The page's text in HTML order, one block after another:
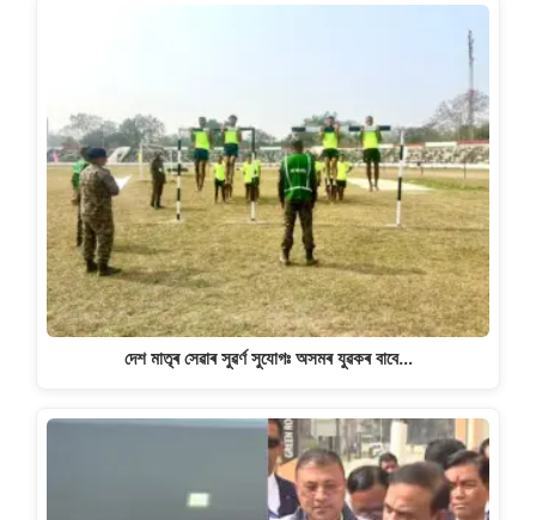
দেশ মাতৃৰ সেৱাৰ সুৱৰ্ণ সুযোগঃ অসমৰ যুৱকৰ বাবে…